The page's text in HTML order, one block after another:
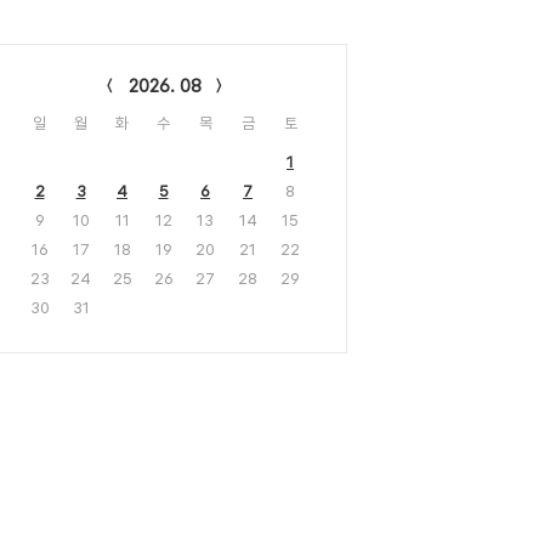
2026. 08
일 월 화 수 목 금 토
1
2
3 4 5 6 7
8
9
10 11 12 13 14
15
16
17 18 19 20 21
22
23
24 25 26 27 28
29
30
31